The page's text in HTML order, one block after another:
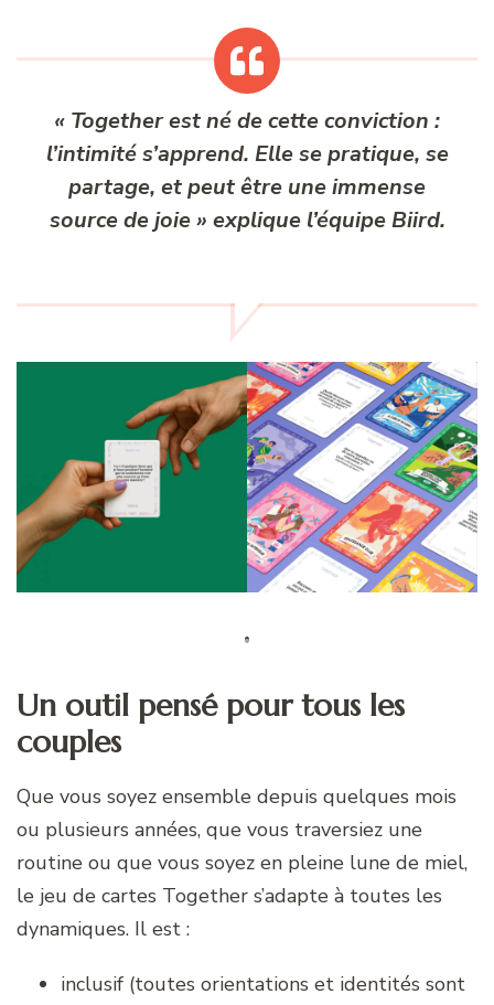
« Together est né de cette conviction :
l’intimité s’apprend. Elle se pratique, se
partage, et peut être une immense
source de joie » explique l’équipe Biird.
Un outil pensé pour tous les
couples
Que vous soyez ensemble depuis quelques mois
ou plusieurs années, que vous traversiez une
routine ou que vous soyez en pleine lune de miel,
le jeu de cartes Together s’adapte à toutes les
dynamiques. Il est :
inclusif (toutes orientations et identités sont